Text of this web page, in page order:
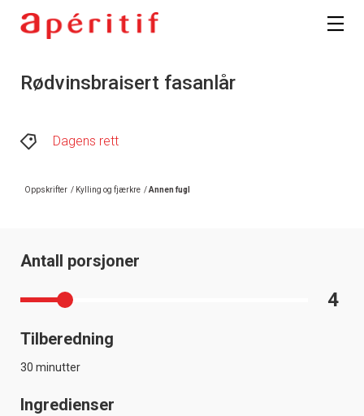
Rødvinsbraisert fasanlår
Dagens rett
Oppskrifter / Kylling og fjærkre /Annen fugl
Antall porsjoner
4
Tilberedning
30 minutter
Ingredienser